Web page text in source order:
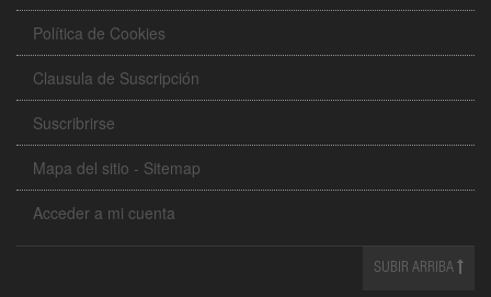
Política de Cookies
Clausula de Suscripción
Suscribrirse
Mapa del sitio - Sitemap
Acceder a mi cuenta
SUBIR ARRIBA